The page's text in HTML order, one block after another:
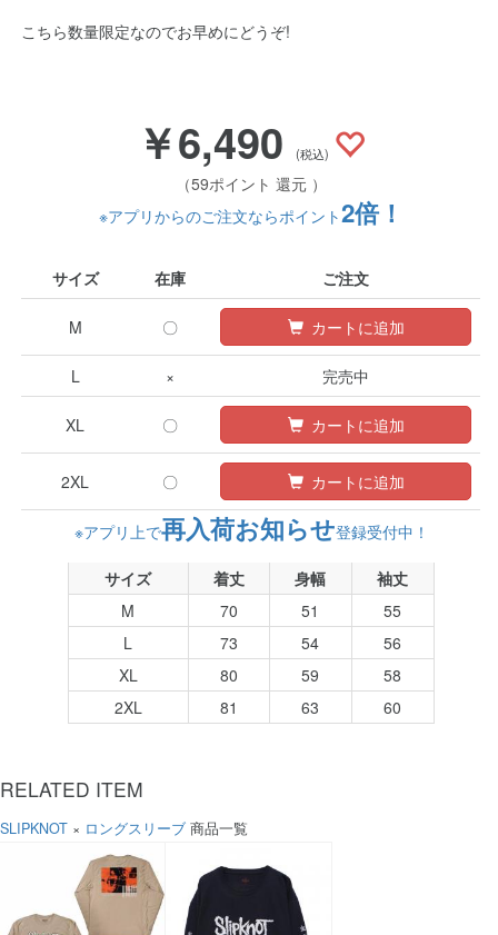
こちら数量限定なのでお早めにどうぞ!
￥6,490 (税込)
（59ポイント 還元 ）
※アプリからのご注文ならポイント2倍！
サイズ 在庫 ご注文
M 〇 カートに追加
L × 完売中
XL 〇 カートに追加
2XL 〇 カートに追加
※アプリ上で再入荷お知らせ登録受付中！
サイズ 着丈 身幅
袖丈
M
70 51
55
L
73 54
56
XL
80 59
58
2XL
81 63 60
RELATED ITEM
SLIPKNOT × ロングスリーブ 商品一覧